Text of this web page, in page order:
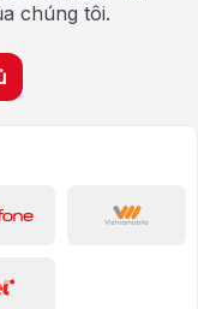
chúng tôi.